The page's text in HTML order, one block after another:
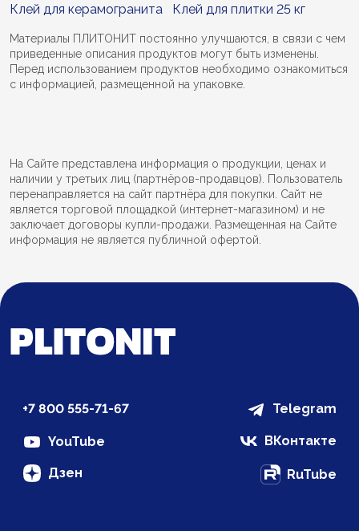
Клей для керамогранита
Клей для плитки 25 кг
Материалы ПЛИТОНИТ постоянно улучшаются, в связи с чем
приведенные описания продуктов могут быть изменены.
Перед использованием продуктов необходимо ознакомиться
с информацией, размещенной на упаковке.
На Сайте представлена информация о продукции, ценах и
наличии у третьих лиц (партнёров-продавцов). Пользователь
перенаправляется на сайт партнёра для покупки. Сайт не
является торговой площадкой (интернет-магазином) и не
заключает договоры купли-продажи. Размещенная на Сайте
информация не является публичной офертой.
+7 800 555-71-67 Telegram
YouTube ВКонтакте
Дзен RuTube